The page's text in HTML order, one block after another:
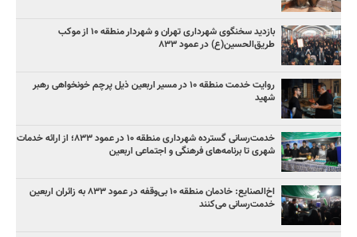
بازدید سخنگوی شهرداری تهران و شهردار منطقه ۱۰ از موکب
طریق‌الحسین(ع) در عمود ۸۳۳
روایت خدمت منطقه ۱۰ در مسیر اربعین ذیل پرچم خونخواهی رهبر
شهید
خدمت‌رسانی گسترده شهرداری منطقه ۱۰ در عمود ۸۳۳؛ از ارائه خدمات
شهری تا برنامه‌های فرهنگی و اجتماعی اربعین
اخ‌الصنایع: خادمان منطقه ۱۰ بی‌وقفه در عمود ۸۳۳ به زائران اربعین
خدمت‌رسانی می‌کنند